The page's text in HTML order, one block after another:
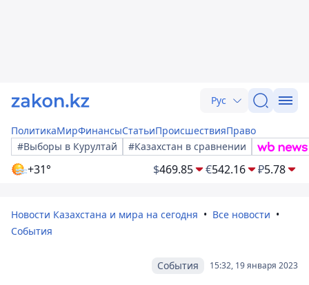
Рус
ПолитикаМирФинансыСтатьиПроисшествияПраво
#Выборы в Курултай
#Казахстан в сравнении
+31° $469.85 €542.16 ₽5.78
Новости Казахстана и мира на сегодня
Все новости
События
15:32, 19 января 2023
События